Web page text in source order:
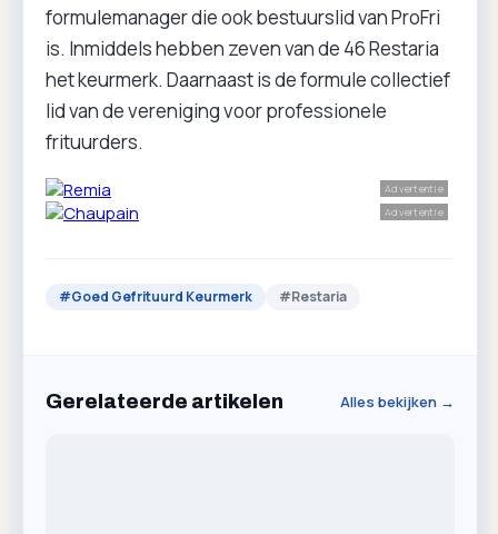
formulemanager die ook bestuurslid van ProFri
is. Inmiddels hebben zeven van de 46 Restaria
het keurmerk. Daarnaast is de formule collectief
lid van de vereniging voor professionele
frituurders.
Advertentie
Advertentie
#Goed Gefrituurd Keurmerk #Restaria
Gerelateerde artikelen Alles bekijken →